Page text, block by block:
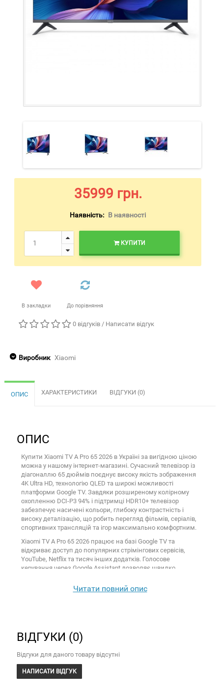
35999 грн.
Наявність: В наявності
КУПИТИ
В закладки До порівняння
0 відгуків / Написати відгук
Виробник Xiaomi
ОПИС ХАРАКТЕРИСТИКИ ВІДГУКИ (0)
ОПИС
Купити Xiaomi TV A Pro 65 2026 в Україні за вигідною ціною
можна у нашому інтернет-магазині. Сучасний телевізор із
діагоналлю 65 дюймів поєднує високу якість зображення
4K Ultra HD, технологію QLED та широкі можливості
платформи Google TV. Завдяки розширеному колірному
охопленню DCI-P3 94% і підтримці HDR10+ телевізор
забезпечує насичені кольори, глибоку контрастність і
високу деталізацію, що робить перегляд фільмів, серіалів,
спортивних трансляцій та ігор максимально комфортним.
Xiaomi TV A Pro 65 2026 працює на базі Google TV та
відкриває доступ до популярних стрімінгових сервісів,
YouTube, Netflix та тисяч інших додатків. Голосове
керування через Google Assistant дозволяє швидко
Miracast і Google Cast дає можливість легко транслювати
фото, відео та музику зі смартфона, планшета або ноутбука
C та DVB-S2 для прийому ефірного, кабельного та
супутникового телебачення без додаткового обладнання.
Наявність HDMI, USB, LAN та Bluetooth забезпечує зручне
та інших пристроїв. Замовляйте Xiaomi TV A Pro 65 2026 з
офіційною гарантією у нашому інтернет-магазині.
Читати повний опис
ВІДГУКИ (0)
Відгуки для даного товару відсутні
НАПИСАТИ ВІДГУК